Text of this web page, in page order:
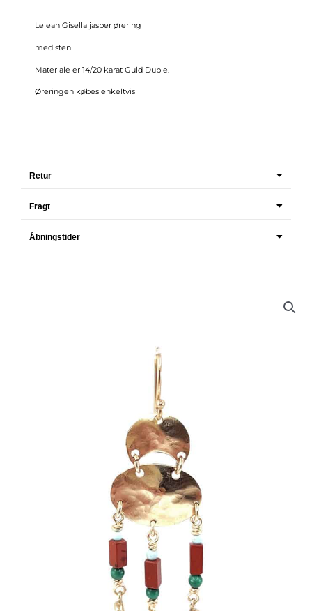
Leleah Gisella jasper ørering
med sten
Materiale er 14/20 karat Guld Duble.
Øreringen købes enkeltvis
Retur
Fragt
Åbningstider